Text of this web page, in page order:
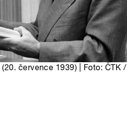
července 1939) | Foto: ČTK /